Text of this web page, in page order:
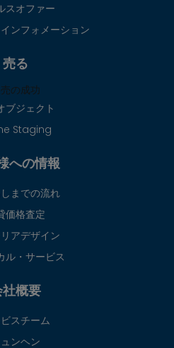
スオファー
ンフォメーション
売る
の成功
ブジェクト
Staging
への情報
までの流れ
価格査定
アデザイン
ル・サービス
概要
スチーム
ンヘン